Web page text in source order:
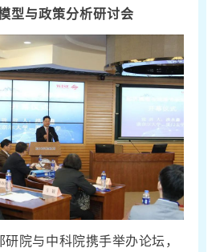
型与政策分析研讨会
院与中科院携手举办论坛，